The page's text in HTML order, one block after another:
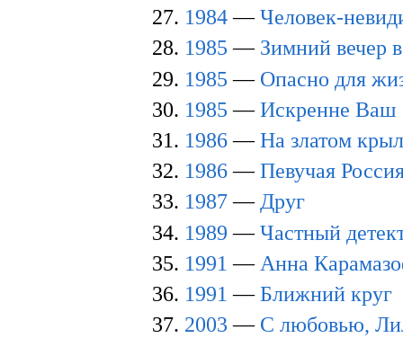
1984—Человек-
1985 — Зимний вечер
1985 — Опасно для
1985 —Искренне Ваш
1986—На златом
1986—Певучая
1987—Друг
1989 —Частный
1991 — Анна
1991 — Ближний круг
2003 — С любовью,